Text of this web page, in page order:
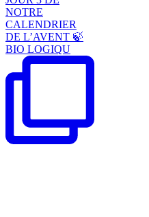
NOTRE
CALENDRIER
DE L’AVENT 🍃
BIO LOGIQU